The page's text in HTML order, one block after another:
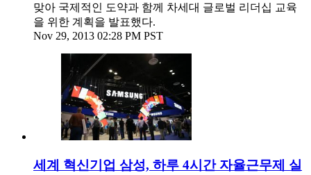
맞아 국제적인 도약과 함께 차세대 글로벌 리더십 교육
을 위한 계획을 발표했다.
Nov 29, 2013 02:28 PM PST
세계 혁신기업 삼성, 하루 4시간 자율근무제 실